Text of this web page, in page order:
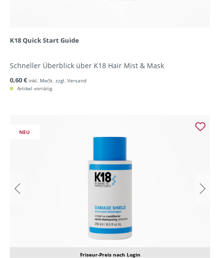
K18 Quick Start Guide
Schneller Überblick über K18 Hair Mist & Mask
0,60 € inkl. MwSt. zzgl. Versand
Artikel vorrätig
Friseur-Preis nach Login
NEU